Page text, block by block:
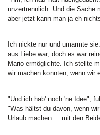
unzertrennlich. Und die Sache
aber jetzt kann man ja eh
Ich nickte nur und umarmte
aus Liebe war, doch es war
Mario ermöglichte. Ich stellte
wir machen konnten, wenn wir
"Und ich hab' noch 'ne Idee",
"Was hältst du davon, wenn
Urlaub machen ... mit den